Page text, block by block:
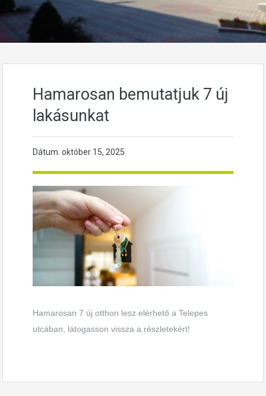
Hamarosan bemutatjuk 7 új
lakásunkat
Dátum: október 15, 2025
Hamarosan 7 új otthon lesz elérhető a Telepes
utcában, látogasson vissza a részletekért!